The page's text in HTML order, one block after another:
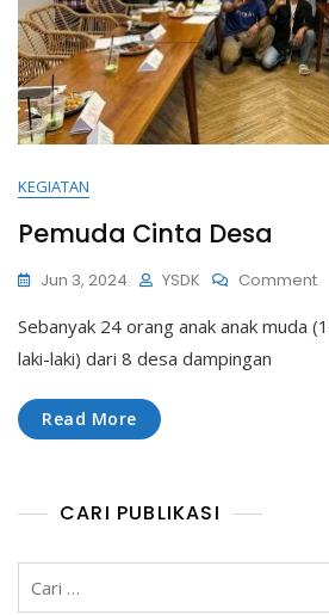
KEGIATAN
Pemuda Cinta Desa
Jun 3, 2024 YSDK CommentOn
Sebanyak 24 orang anak anak muda
laki-laki) dari 8 desa dampingan
Read More
CARI PUBLIKASI